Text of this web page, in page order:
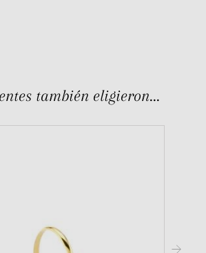
también eligieron...